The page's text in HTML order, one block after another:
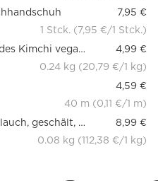
7,95 €
1 Stck. (7,95 €/1 Stck.)
Completeorganics Bio Mildes Kimchi vegan fermentiert, 240 g
4,99 €
0.24 kg (20,79 €/1 kg)
4,59 €
40 m (0,11 €/1 m)
vita7 Bio Schwarzer Knoblauch, geschält, 80g
8,99 €
0.08 kg (112,38 €/1 kg)